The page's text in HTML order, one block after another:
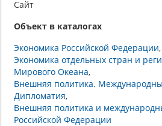
Сайт
Объект в каталогах
Экономика Российской Федерации
Экономика отдельных стран и
Мирового Океана
Внешняя политика.
Дипломатия
Внешняя политика и
Российской Федерации